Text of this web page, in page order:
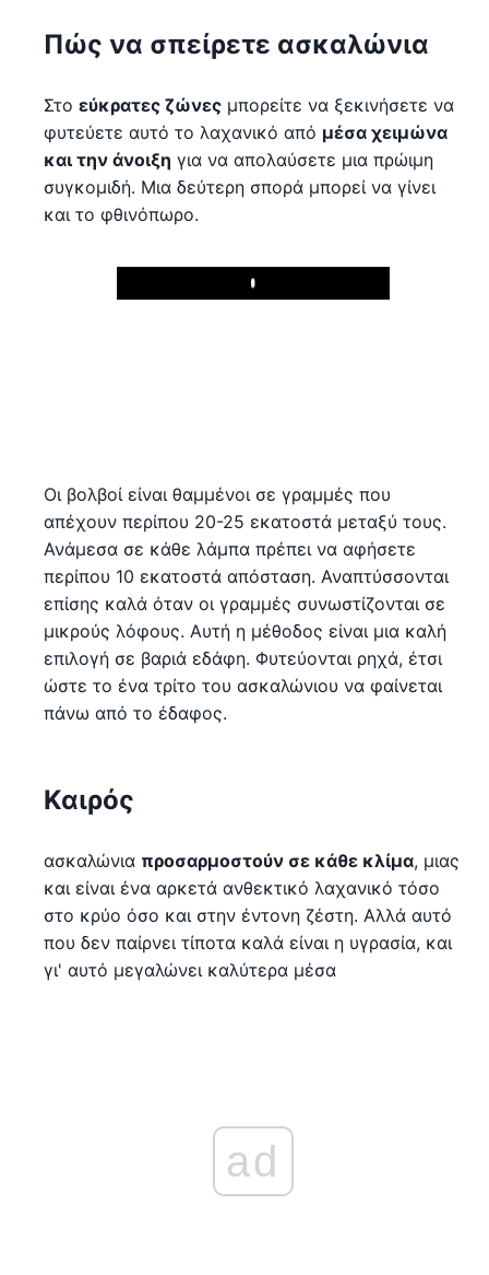
Πώς να σπείρετε ασκαλώνια
Στο εύκρατες ζώνες μπορείτε να ξεκινήσετε να
φυτεύετε αυτό το λαχανικό από μέσα χειμώνα
και την άνοιξη για να απολαύσετε μια πρώιμη
συγκομιδή. Μια δεύτερη σπορά μπορεί να γίνει
και το φθινόπωρο.
Play
Οι βολβοί είναι θαμμένοι σε γραμμές που
απέχουν περίπου 20-25 εκατοστά μεταξύ τους.
Ανάμεσα σε κάθε λάμπα πρέπει να αφήσετε
περίπου 10 εκατοστά απόσταση. Αναπτύσσονται
επίσης καλά όταν οι γραμμές συνωστίζονται σε
μικρούς λόφους. Αυτή η μέθοδος είναι μια καλή
επιλογή σε βαριά εδάφη. Φυτεύονται ρηχά, έτσι
ώστε το ένα τρίτο του ασκαλώνιου να φαίνεται
πάνω από το έδαφος.
Καιρός
ασκαλώνια προσαρμοστούν σε κάθε κλίμα, μιας
και είναι ένα αρκετά ανθεκτικό λαχανικό τόσο
στο κρύο όσο και στην έντονη ζέστη. Αλλά αυτό
που δεν παίρνει τίποτα καλά είναι η υγρασία, και
γι' αυτό μεγαλώνει καλύτερα μέσα
ad